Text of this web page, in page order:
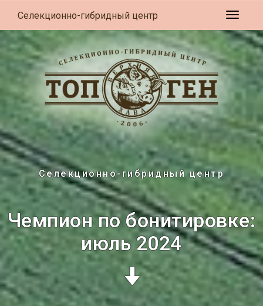
Селекционно-гибридный центр
Селекционно-гибридный центр
Чемпион по бонитировке:
июль 2024